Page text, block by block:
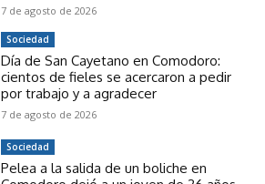
7 de agosto de 2026
Sociedad
Día de San Cayetano en Comodoro:
cientos de fieles se acercaron a pedir
por trabajo y a agradecer
7 de agosto de 2026
Sociedad
Pelea a la salida de un boliche en